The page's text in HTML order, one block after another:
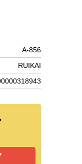
A-856
RUIKAI